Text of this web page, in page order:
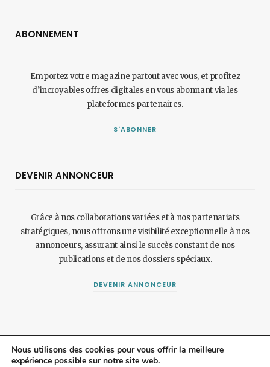
ABONNEMENT
Emportez votre magazine partout avec vous, et profitez
d’incroyables offres digitales en vous abonnant via les
plateformes partenaires.
S'ABONNER
DEVENIR ANNONCEUR
Grâce à nos collaborations variées et à nos partenariats
stratégiques, nous offrons une visibilité exceptionnelle à nos
annonceurs, assurant ainsi le succès constant de nos
publications et de nos dossiers spéciaux.
DEVENIR ANNONCEUR
Nous utilisons des cookies pour vous offrir la meilleure
expérience possible sur notre site web.